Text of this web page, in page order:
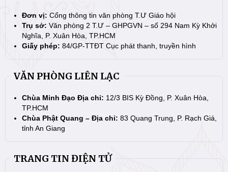
Đơn vị: Cổng thông tin văn phòng T.Ư Giáo hội
Trụ sở: Văn phòng 2 T.Ư – GHPGVN – số 294 Nam Kỳ Khởi
Nghĩa, P. Xuân Hòa, TP.HCM
Giấy phép: 84/GP-TTĐT Cục phát thanh, truyền hình
VĂN PHÒNG LIÊN LẠC
Chùa Minh Đạo Địa chỉ: 12/3 BIS Kỳ Đồng, P. Xuân Hòa,
TP.HCM
Chùa Phật Quang – Địa chỉ: 83 Quang Trung, P. Rạch Giá,
tỉnh An Giang
TRANG TIN ĐIỆN TỬ